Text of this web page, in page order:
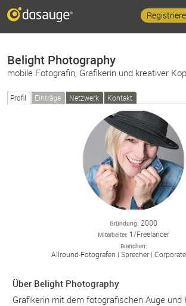
Belight Photography
mobile Fotografin, Grafikerin und kreativer
Profil Einträge Netzwerk Kontakt
Gründung 2000
Mitarbeiter 1/Freelancer
Branchen
Allround-Fotografen Sprecher
Über Belight Photography
Grafikerin mit dem fotografischen Auge und